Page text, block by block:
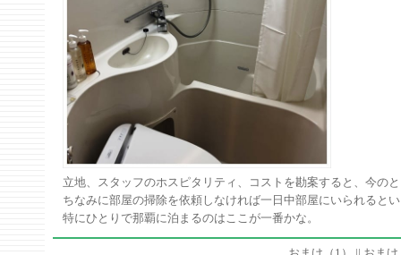
立地、スタッフのホスピタリティ、コストを勘案すると、今の
ちなみに部屋の掃除を依頼しなければ一日中部屋にいられると
特にひとりで那覇に泊まるのはここが一番かな。